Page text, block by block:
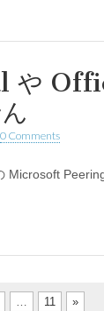
や
0 Comments
Microsoft
… 11 »